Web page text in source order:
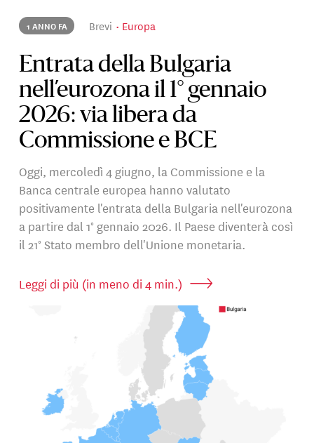
1 ANNO FA Brevi Europa
Entrata della Bulgaria
nell’eurozona il 1° gennaio
2026: via libera da
Commissione e BCE
Oggi, mercoledì 4 giugno, la Commissione e la
Banca centrale europea hanno valutato
positivamente l'entrata della Bulgaria nell'eurozona
a partire dal 1° gennaio 2026. Il Paese diventerà così
il 21° Stato membro dell'Unione monetaria.
Leggi di più (in meno di 4 min.)